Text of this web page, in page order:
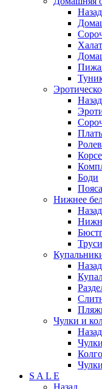
Назад
Назад
Боди
Нижнее
Назад
Назад
Чулки и
Назад
Чулки
S A L E
Назад